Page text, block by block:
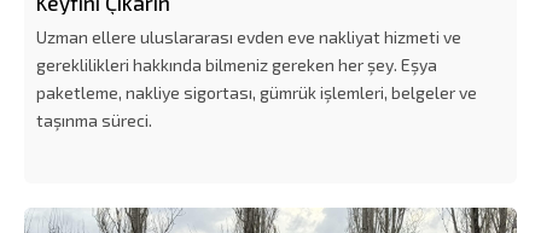
Uzman ellere uluslararası evden eve nakliyat hizmeti ve
gereklilikleri hakkında bilmeniz gereken her şey. Eşya
paketleme, nakliye sigortası, gümrük işlemleri, belgeler ve
taşınma süreci.